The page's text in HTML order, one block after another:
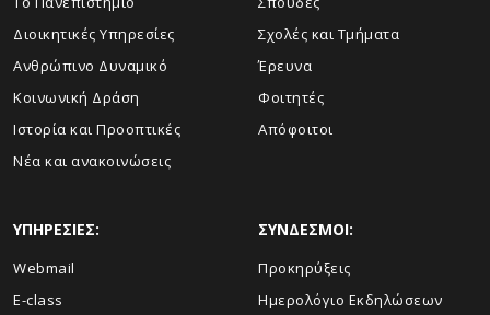
Διοικητικές Υπηρεσίες
Ανθρώπινο Δυναμικό
Κοινωνική Δράση
Ιστορία και Προοπτικές
Νέα και ανακοινώσεις
Σχολές και Τμήματα
Έρευνα
Φοιτητές
Απόφοιτοι
ΥΠΗΡΕΣΙΕΣ:
Webmail
E-class
ΣΥΝΔΕΣΜΟΙ:
Προκηρύξεις
Ημερολόγιο Εκδηλώσεων